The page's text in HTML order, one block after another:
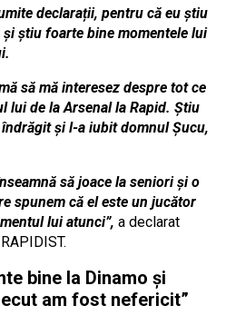
declarații, pentru că eu știu
știu foarte bine momentele lui
să mă interesez despre tot ce
lui de la Arsenal la Rapid. Știu
și l-a iubit domnul Șucu,
să joace la seniori și o
spunem că el este un jucător
lui atunci”, a declarat
bine la Dinamo și
am fost nefericit”